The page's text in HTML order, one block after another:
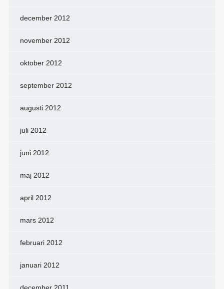
december 2012
november 2012
oktober 2012
september 2012
augusti 2012
juli 2012
juni 2012
maj 2012
april 2012
mars 2012
februari 2012
januari 2012
december 2011